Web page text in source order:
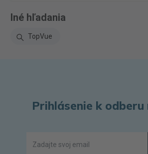
Iné hľadania
TopVue
Prihlásenie k odberu